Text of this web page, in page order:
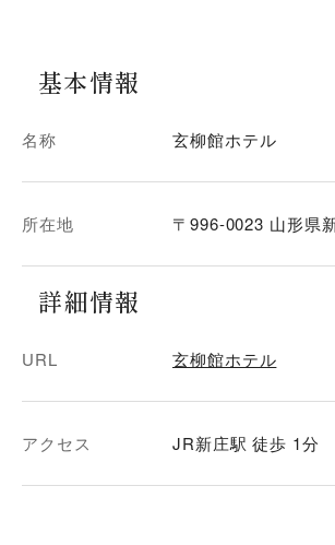
基本情報
名称 玄柳館ホテル
所在地 〒996-0023 山形県
詳細情報
URL 玄柳館ホテル
アクセス JR新庄駅 徒歩 1分